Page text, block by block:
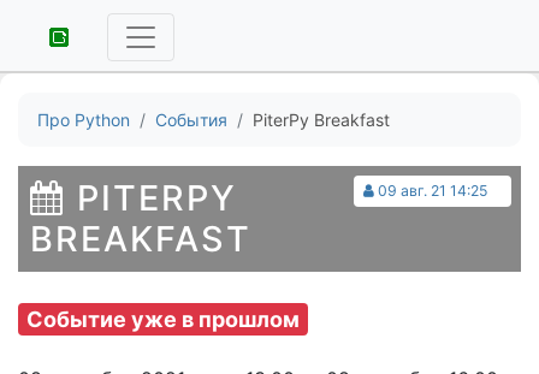
Про Python События PiterPy Breakfast
09 авг. 21 14:25
PITERPY
BREAKFAST
Событие уже в прошлом